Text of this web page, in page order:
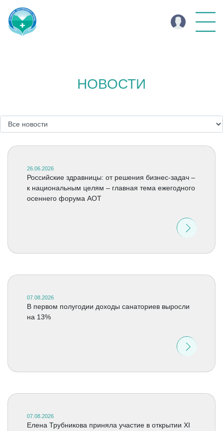
НОВОСТИ
26.06.2026
Российские здравницы: от решения бизнес-задач –
к национальным целям – главная тема ежегодного
осеннего форума АОТ
07.08.2026
В первом полугодии доходы санаториев выросли
на 13%
07.08.2026
Елена Трубникова приняла участие в открытии XI